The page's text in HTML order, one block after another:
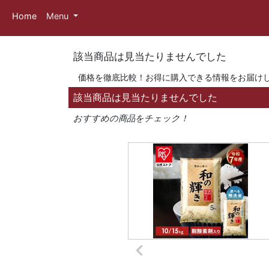
Home Menu
該当商品は見当たりませんでした
価格を徹底比較！お得に購入できる情報をお届け
該当商品は見当たりませんでした
おすすめの商品をチェック！